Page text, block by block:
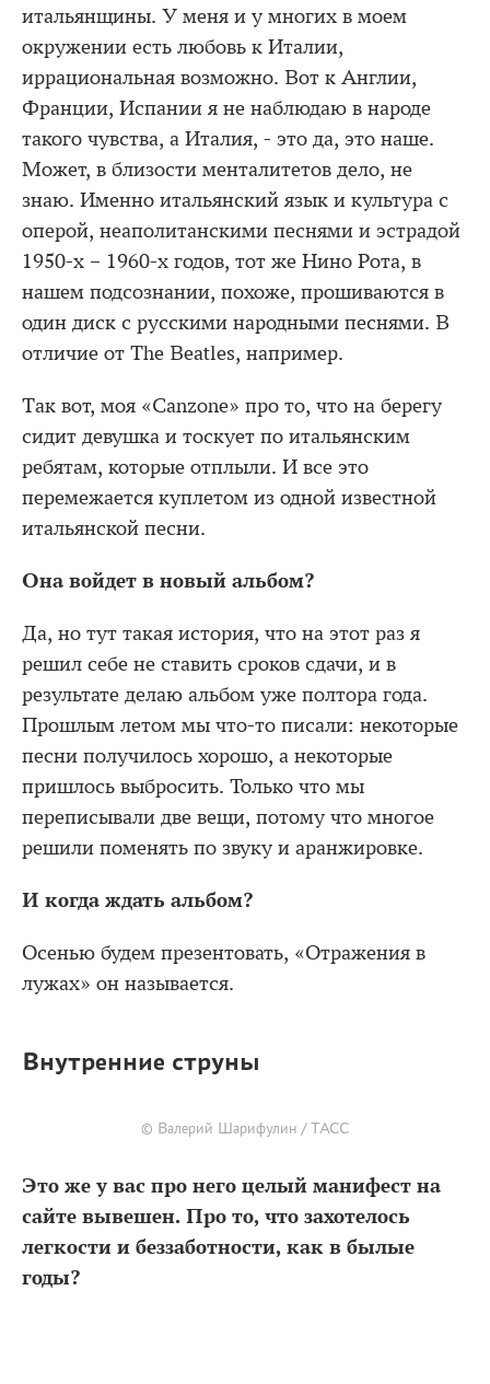
итальянщины. У меня и у многих в моем
окружении есть любовь к Италии,
иррациональная возможно. Вот к Англии,
Франции, Испании я не наблюдаю в народе
такого чувства, а Италия, - это да, это наше.
Может, в близости менталитетов дело, не
знаю. Именно итальянский язык и культура с
оперой, неаполитанскими песнями и эстрадой
1950-х – 1960-х годов, тот же Нино Рота, в
нашем подсознании, похоже, прошиваются в
один диск с русскими народными песнями. В
отличие от The Beatles, например.
Так вот, моя «Canzone» про то, что на берегу
сидит девушка и тоскует по итальянским
ребятам, которые отплыли. И все это
перемежается куплетом из одной известной
итальянской песни.
Она войдет в новый альбом?
Да, но тут такая история, что на этот раз я
решил себе не ставить сроков сдачи, и в
результате делаю альбом уже полтора года.
Прошлым летом мы что-то писали: некоторые
песни получилось хорошо, а некоторые
пришлось выбросить. Только что мы
переписывали две вещи, потому что многое
решили поменять по звуку и аранжировке.
И когда ждать альбом?
Осенью будем презентовать, «Отражения в
лужах» он называется.
Внутренние струны
© Валерий Шарифулин / ТАСС
Это же у вас про него целый манифест на
сайте вывешен. Про то, что захотелось
легкости и беззаботности, как в былые
годы?